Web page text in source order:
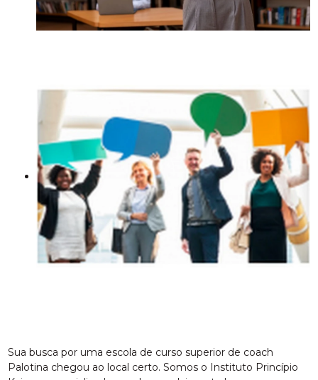
Sua busca por uma escola de curso superior de coach
Palotina chegou ao local certo. Somos o Instituto Princípio